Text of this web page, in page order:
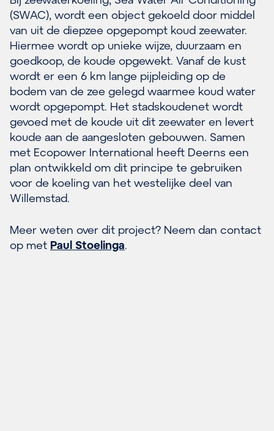
(SWAC), wordt een object gekoeld door middel
van uit de diepzee opgepompt koud zeewater.
Hiermee wordt op unieke wijze, duurzaam en
goedkoop, de koude opgewekt. Vanaf de kust
wordt er een 6 km lange pijpleiding op de
bodem van de zee gelegd waarmee koud water
wordt opgepompt. Het stadskoudenet wordt
gevoed met de koude uit dit zeewater en levert
koude aan de aangesloten gebouwen. Samen
met Ecopower International heeft Deerns een
plan ontwikkeld om dit principe te gebruiken
voor de koeling van het westelijke deel van
Willemstad.
Meer weten over dit project? Neem dan contact
op met Paul Stoelinga.